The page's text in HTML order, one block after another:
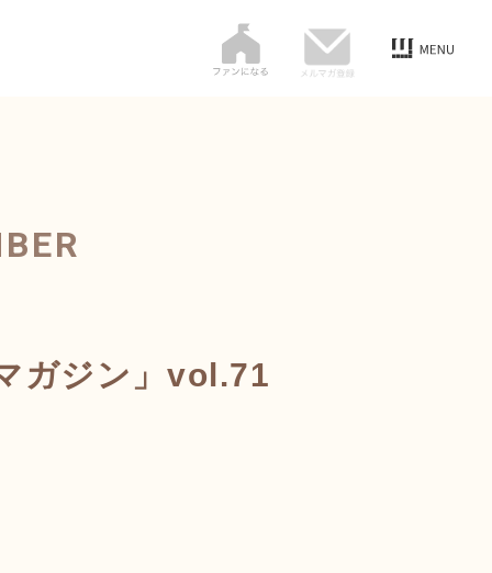
ガジン」vol.71